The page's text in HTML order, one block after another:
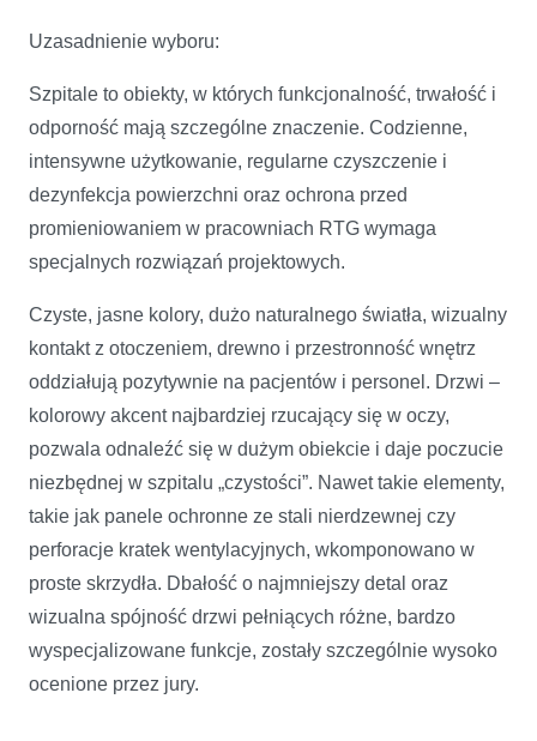
Uzasadnienie wyboru:
Szpitale to obiekty, w których funkcjonalność, trwałość i
odporność mają szczególne znaczenie. Codzienne,
intensywne użytkowanie, regularne czyszczenie i
dezynfekcja powierzchni oraz ochrona przed
promieniowaniem w pracowniach RTG wymaga
specjalnych rozwiązań projektowych.
Czyste, jasne kolory, dużo naturalnego światła, wizualny
kontakt z otoczeniem, drewno i przestronność wnętrz
oddziałują pozytywnie na pacjentów i personel. Drzwi –
kolorowy akcent najbardziej rzucający się w oczy,
pozwala odnaleźć się w dużym obiekcie i daje poczucie
niezbędnej w szpitalu „czystości”. Nawet takie elementy,
takie jak panele ochronne ze stali nierdzewnej czy
perforacje kratek wentylacyjnych, wkomponowano w
proste skrzydła. Dbałość o najmniejszy detal oraz
wizualna spójność drzwi pełniących różne, bardzo
wyspecjalizowane funkcje, zostały szczególnie wysoko
ocenione przez jury.